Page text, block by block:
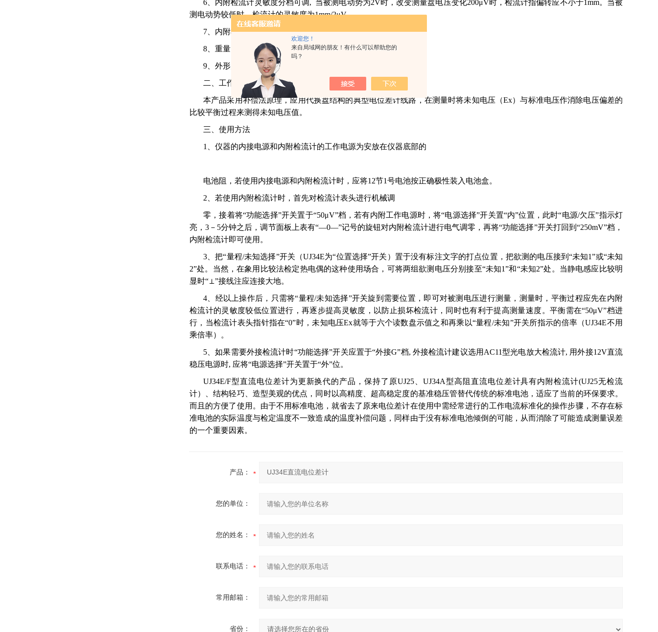
欢迎您！
来自局域网的朋友！有什么可以帮助您的
吗？
6、内附检流计灵敏度分档可调, 当被测电动势为2V时，改变测量盘电压变化200μV时，检流计指偏转应不小于1mm。当被
测电动势较低时，检流计的灵敏度为1mm/2μV。
7、内附检流计的阻尼时间：不大于5S
8、重量：6.5kg
9、外形尺寸：483×283×158mm
二、工作原理
本产品采用补偿法原理，应用代换盘结构的典型电位差计线路，在测量时将未知电压（Ex）与标准电压作消除电压偏差的
比较平衡过程来测得未知电压值。
三、使用方法
1、仪器的内接电源和内附检流计的工作电源为安放在仪器底部的
电池阻，若使用内接电源和内附检流计时，应将12节1号电池按正确极性装入电池盒。
2、若使用内附检流计时，首先对检流计表头进行机械调
零，接着将“功能选择”开关置于“50μV”档，若有内附工作电源时，将“电源选择”开关置“内”位置，此时“电源/欠压”指示灯
亮，3－5分钟之后，调节面板上表有“—0—”记号的旋钮对内附检流计进行电气调零，再将“功能选择”开关打回到“250mV”档，
内附检流计即可使用。
3、把“量程/未知选择”开关（UJ34E为“位置选择”开关）置于没有标注文字的打点位置，把欲测的电压接到“未知1”或“未知
2”处。当然，在象用比较法检定热电偶的这种使用场合，可将两组欲测电压分别接至“未知1”和“未知2”处。当静电感应比较明
显时“⊥”接线注应连接大地。
4、经以上操作后，只需将“量程/未知选择”开关旋到需要位置，即可对被测电压进行测量，测量时，平衡过程应先在内附
检流计的灵敏度较低位置进行，再逐步提高灵敏度，以防止损坏检流计，同时也有利于提高测量速度。平衡需在“50μV”档进
行，当检流计表头指针指在“0”时，未知电压Ex就等于六个读数盘示值之和再乘以“量程/未知”开关所指示的倍率（UJ34E不用
乘倍率）。
5、如果需要外接检流计时“功能选择”开关应置于“外接G”档, 外接检流计建议选用AC11型光电放大检流计, 用外接12V直流
稳压电源时, 应将“电源选择”开关置于“外”位。
UJ34E/F型直流电位差计为更新换代的产品，保持了原UJ25、UJ34A型高阻直流电位差计具有内附检流计(UJ25无检流
计）、结构轻巧、造型美观的优点，同时以高精度、超高稳定度的基准稳压管替代传统的标准电池，适应了当前的环保要求。
而且的方便了使用。由于不用标准电池，就省去了原来电位差计在使用中需经常进行的工作电流标准化的操作步骤，不存在标
准电池的实际温度与检定温度不一致造成的温度补偿问题，同样由于没有标准电池倾倒的可能，从而消除了可能造成测量误差
的一个重要因素。
产品：
您的单位：
您的姓名：
联系电话：
常用邮箱：
省份：